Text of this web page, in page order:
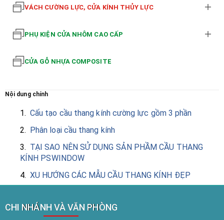
VÁCH CƯỜNG LỰC, CỬA KÍNH THỦY LỰC
PHỤ KIỆN CỬA NHÔM CAO CẤP
CỬA GỖ NHỰA COMPOSITE
Nội dung chính
1. Cấu tạo cầu thang kính cường lực gồm 3 phần
2.
Phân loại cầu thang kính
3. TẠI SAO NÊN SỬ DỤNG SẢN PHẦM CẦU THANG
KÍNH PSWINDOW
4. XU HƯỚNG CÁC MẪU CẦU THANG KÍNH ĐẸP
CHI NHÁNH VÀ VĂN PHÒNG